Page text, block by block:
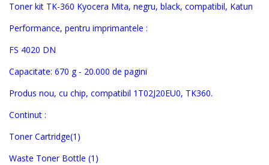
Toner kit TK-360 Kyocera Mita, negru, black, compatibil, Katun
Performance, pentru imprimantele :
FS 4020 DN
Capacitate: 670 g - 20.000 de pagini
Produs nou, cu chip, compatibil 1T02J20EU0, TK360.
Continut :
Toner Cartridge(1)
Waste Toner Bottle (1)